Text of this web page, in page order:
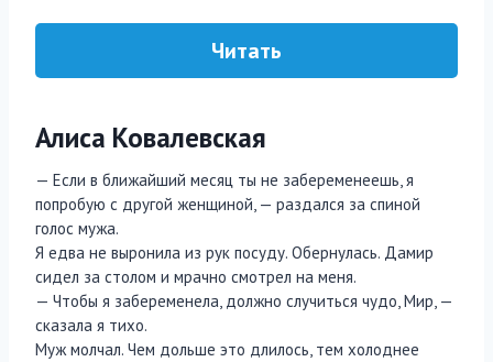
Читать
Алиса Ковалевская
— Если в ближайший месяц ты не забеременеешь, я
попробую с другой женщиной, — раздался за спиной
голос мужа.
Я едва не выронила из рук посуду. Обернулась. Дамир
сидел за столом и мрачно смотрел на меня.
— Чтобы я забеременела, должно случиться чудо, Мир, —
сказала я тихо.
Муж молчал. Чем дольше это длилось, тем холоднее